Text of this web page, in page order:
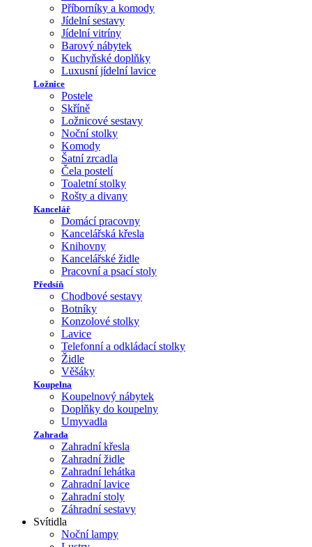
Příborníky a komody
Jídelní sestavy
Jídelní vitríny
Barový nábytek
Kuchyňské doplňky
Luxusní jídelní lavice
Ložnice
Postele
Skříně
Ložnicové sestavy
Noční stolky
Komody
Šatní zrcadla
Čela postelí
Toaletní stolky
Rošty a divany
Kancelář
Domácí pracovny
Kancelářská křesla
Knihovny
Kancelářské židle
Pracovní a psací stoly
Předsíň
Chodbové sestavy
Botníky
Konzolové stolky
Lavice
Telefonní a odkládací stolky
Židle
Věšáky
Koupelna
Koupelnový nábytek
Doplňky do koupelny
Umyvadla
Zahrada
Zahradní křesla
Zahradní židle
Zahradní lehátka
Zahradní lavice
Zahradní stoly
Záhradní sestavy
Svítidla
Noční lampy